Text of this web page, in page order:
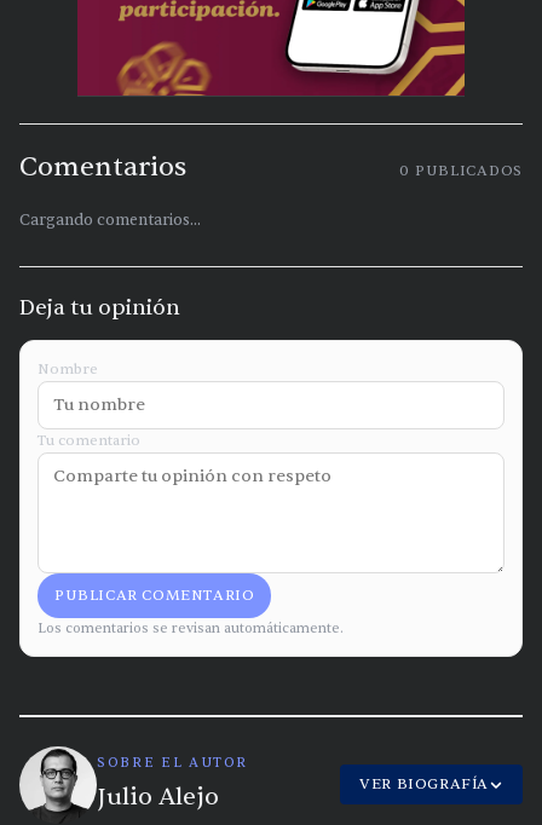
Comentarios 0 PUBLICADOS
Cargando comentarios...
Deja tu opinión
Nombre
Tu comentario
PUBLICAR COMENTARIO
Los comentarios se revisan automáticamente.
SOBRE EL AUTOR
Julio Alejo VER BIOGRAFÍA